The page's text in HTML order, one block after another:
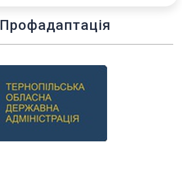
Профадаптація